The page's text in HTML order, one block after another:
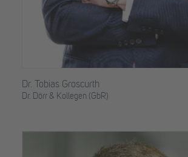
Dr. Tobias Groscurth
Dr. Dörr & Kollegen (GbR)